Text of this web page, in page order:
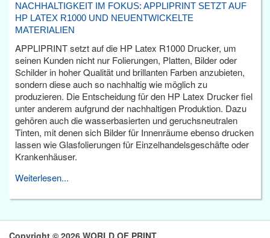
NACHHALTIGKEIT IM FOKUS: APPLIPRINT SETZT AUF
HP LATEX R1000 UND NEUENTWICKELTE
MATERIALIEN
APPLIPRINT setzt auf die HP Latex R1000 Drucker, um
seinen Kunden nicht nur Folierungen, Platten, Bilder oder
Schilder in hoher Qualität und brillanten Farben anzubieten,
sondern diese auch so nachhaltig wie möglich zu
produzieren. Die Entscheidung für den HP Latex Drucker fiel
unter anderem aufgrund der nachhaltigen Produktion. Dazu
gehören auch die wasserbasierten und geruchsneutralen
Tinten, mit denen sich Bilder für Innenräume ebenso drucken
lassen wie Glasfolierungen für Einzelhandelsgeschäfte oder
Krankenhäuser.
Weiterlesen...